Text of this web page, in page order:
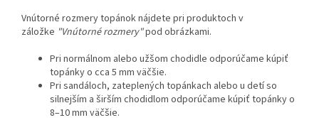
Vnútorné rozmery topánok nájdete pri produktoch v
záložke "Vnútorné rozmery"pod obrázkami.
Pri normálnom alebo užšom chodidle odporúčame kúpiť
topánky o cca 5 mm väčšie.
Pri sandáloch, zateplených topánkach alebo u detí so
silnejším a širším chodidlom odporúčame kúpiť topánky o
8–10 mm väčšie.